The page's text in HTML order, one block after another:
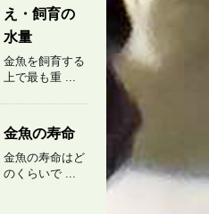
え・飼育の
水量
金魚を飼育する
上で最も重 ...
金魚の寿命
金魚の寿命はど
のくらいで ...